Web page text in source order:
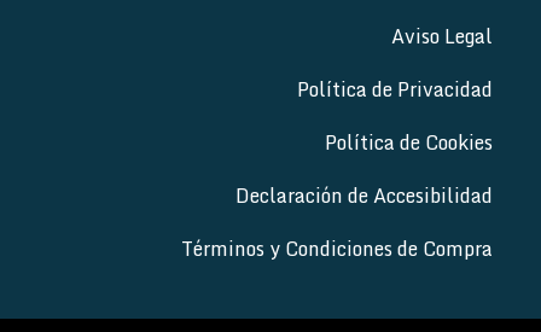
Aviso Legal
Política de Privacidad
Política de Cookies
Declaración de Accesibilidad
Términos y Condiciones de Compra